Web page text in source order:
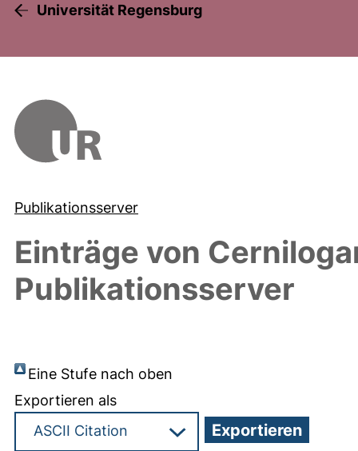
Universität Regensburg
Publikationsserver
Einträge von
Publikationsserver
Eine Stufe nach oben
Exportieren als